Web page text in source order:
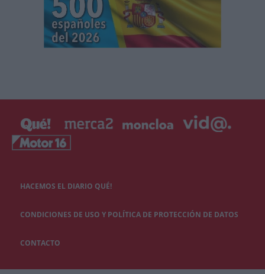
HACEMOS EL DIARIO QUÉ!
CONDICIONES DE USO Y POLÍTICA DE PROTECCIÓN DE DATOS
CONTACTO